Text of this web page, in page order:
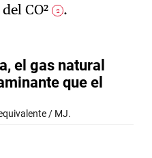
CO² 2 .